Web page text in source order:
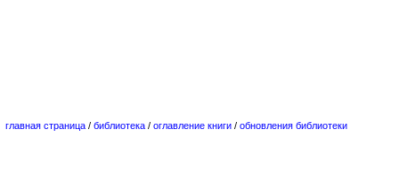
главная страница / библиотека / оглавление книги / обновления библиотеки